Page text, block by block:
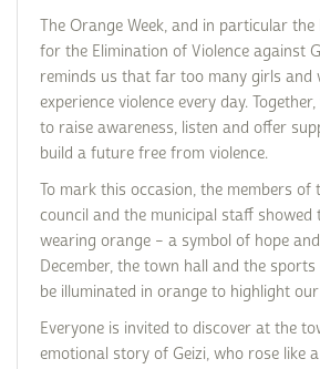
The Orange Week, and in particular
for the Elimination of Violence against
reminds us that far too many girls and
experience violence every day.
to raise awareness, listen and offer
build a future free from violence.
To mark this occasion, the members of
council and the municipal staff
wearing orange – a symbol of hope
December, the town hall and the
be illuminated in orange to highlight
Everyone is invited to discover at the
emotional story of Geizi, who rose like